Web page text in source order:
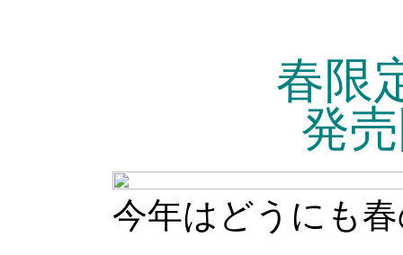
春限
発
今年はどうにも